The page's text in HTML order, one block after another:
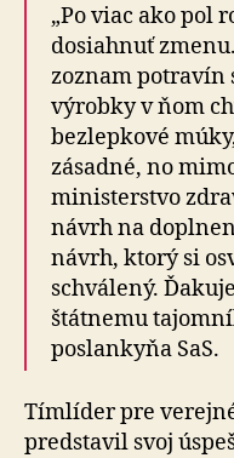
„Po viac ako pol
dosiahnuť
zoznam potravín
výrobky v ňom
bezlepkové
zásadné, no
ministerstvo
návrh na
návrh, ktorý si
schválený.
štátnemu
poslankyňa SaS.
Tímlíder pre
predstavil svoj